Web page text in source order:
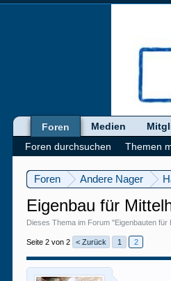
Foren Andere Nager
Eigenbau für
Dieses Thema im Forum "Eigenbauten für
Seite 2 von 2 < Zurück 1 2
Foren
Foren durchsuchen
Themen
Medien